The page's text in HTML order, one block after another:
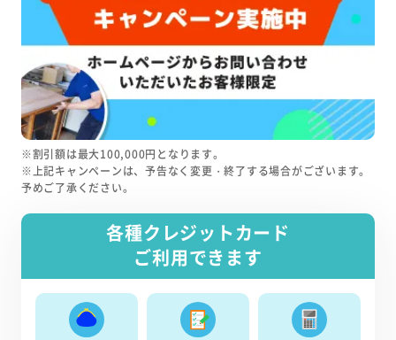
※割引額は最大100,000円となります。
※上記キャンペーンは、予告なく変更・終了する場合がございます。
予めご了承ください。
各種クレジットカード
ご利用できます